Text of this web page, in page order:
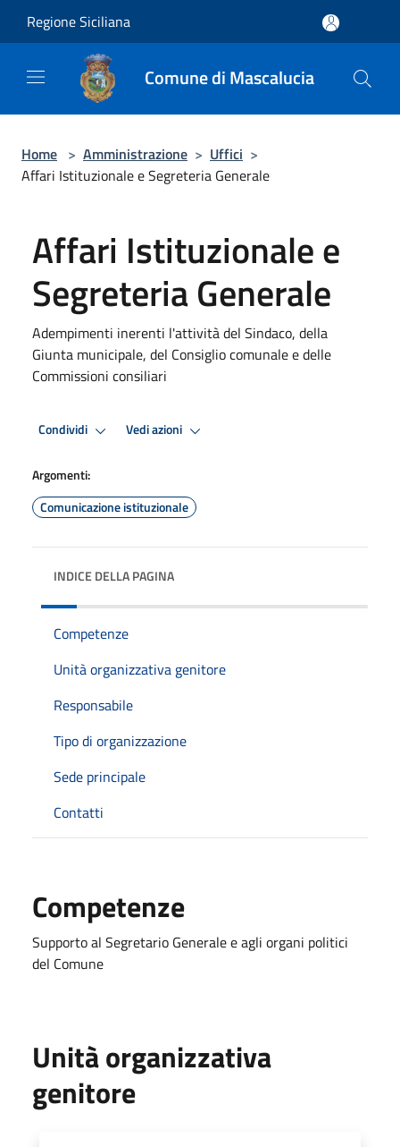
Regione Siciliana
Comune di Mascalucia
Home > Amministrazione > Uffici >
Affari Istituzionale e Segreteria Generale
Affari Istituzionale e
Segreteria Generale
Adempimenti inerenti l'attività del Sindaco, della
Giunta municipale, del Consiglio comunale e delle
Commissioni consiliari
Condividi Vedi azioni
Argomenti:
Comunicazione istituzionale
INDICE DELLA PAGINA
Competenze
Unità organizzativa genitore
Responsabile
Tipo di organizzazione
Sede principale
Contatti
Competenze
Supporto al Segretario Generale e agli organi politici
del Comune
Unità organizzativa
genitore